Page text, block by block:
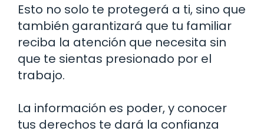
Esto no solo te protegerá a ti, sino que
también garantizará que tu familiar
reciba la atención que necesita sin
que te sientas presionado por el
trabajo.
La información es poder, y conocer
tus derechos te dará la confianza